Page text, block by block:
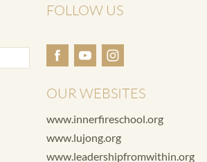
FOLLOW US
OUR WEBSITES
www.innerfireschool.org
www.lujong.org
www.leadershipfromwithin.org